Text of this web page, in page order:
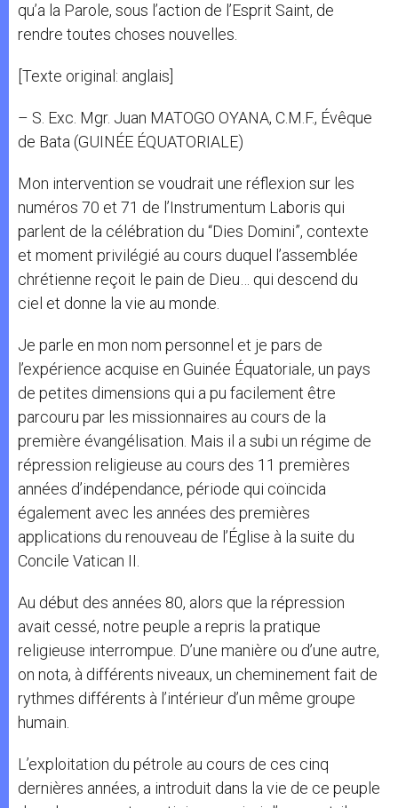
qu’a la Parole, sous l’action de l’Esprit Saint, de
rendre toutes choses nouvelles.
[Texte original: anglais]
– S. Exc. Mgr. Juan MATOGO OYANA, C.M.F., Évêque
de Bata (GUINÉE ÉQUATORIALE)
Mon intervention se voudrait une réflexion sur les
numéros 70 et 71 de l’Instrumentum Laboris qui
parlent de la célébration du “Dies Domini”, contexte
et moment privilégié au cours duquel l’assemblée
chrétienne reçoit le pain de Dieu… qui descend du
ciel et donne la vie au monde.
Je parle en mon nom personnel et je pars de
l’expérience acquise en Guinée Équatoriale, un pays
de petites dimensions qui a pu facilement être
parcouru par les missionnaires au cours de la
première évangélisation. Mais il a subi un régime de
répression religieuse au cours des 11 premières
années d’indépendance, période qui coïncida
également avec les années des premières
applications du renouveau de l’Église à la suite du
Concile Vatican II.
Au début des années 80, alors que la répression
avait cessé, notre peuple a repris la pratique
religieuse interrompue. D’une manière ou d’une autre,
on nota, à différents niveaux, un cheminement fait de
rythmes différents à l’intérieur d’un même groupe
humain.
L’exploitation du pétrole au cours de ces cinq
dernières années, a introduit dans la vie de ce peuple